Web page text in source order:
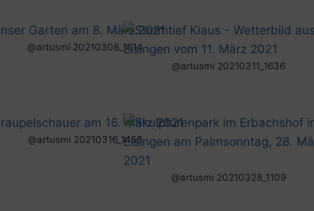
@artusmi 20210308_1614
@artusmi 20210311_1636
@artusmi 20210316_1455
@artusmi 20210328_1109